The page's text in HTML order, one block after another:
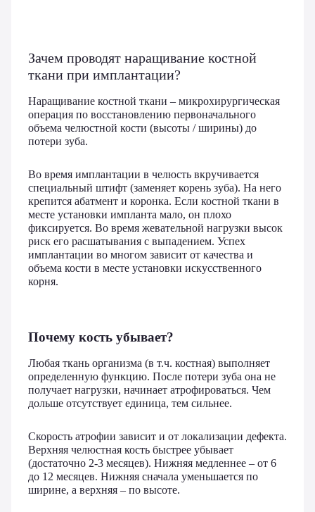
Зачем проводят наращивание костной
ткани при имплантации?
Наращивание костной ткани – микрохирургическая
операция по восстановлению первоначального
объема челюстной кости (высоты / ширины) до
потери зуба.
Во время имплантации в челюсть вкручивается
специальный штифт (заменяет корень зуба). На него
крепится абатмент и коронка. Если костной ткани в
месте установки импланта мало, он плохо
фиксируется. Во время жевательной нагрузки высок
риск его расшатывания с выпадением. Успех
имплантации во многом зависит от качества и
объема кости в месте установки искусственного
корня.
Почему кость убывает?
Любая ткань организма (в т.ч. костная) выполняет
определенную функцию. После потери зуба она не
получает нагрузки, начинает атрофироваться. Чем
дольше отсутствует единица, тем сильнее.
Скорость атрофии зависит и от локализации дефекта.
Верхняя челюстная кость быстрее убывает
(достаточно 2-3 месяцев). Нижняя медленнее – от 6
до 12 месяцев. Нижняя сначала уменьшается по
ширине, а верхняя – по высоте.